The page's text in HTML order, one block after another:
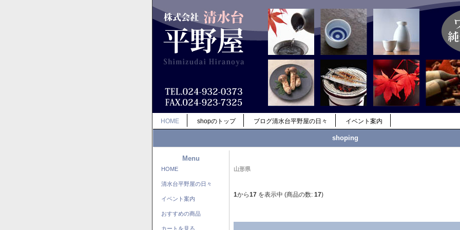
HOME shopのトップ ブログ清水台平野屋の日々 イベント案内
shoping
Menu
HOME
清水台平野屋の日々
イベント案内
おすすめの商品
カートを見る
山形県
1から17 を表示中 (商品の数: 17)